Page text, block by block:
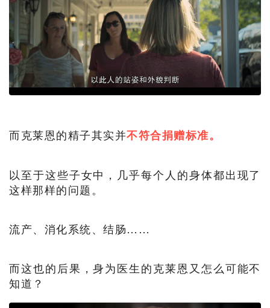
而克莱恩的精子其实并不符合捐赠标准。
以至于这些子女中，几乎每个人的身体都出现了
这样那样的问题。
流产、消化系统、结肠……
而这也的后果，身为医生的克莱恩又怎么可能不
知道？